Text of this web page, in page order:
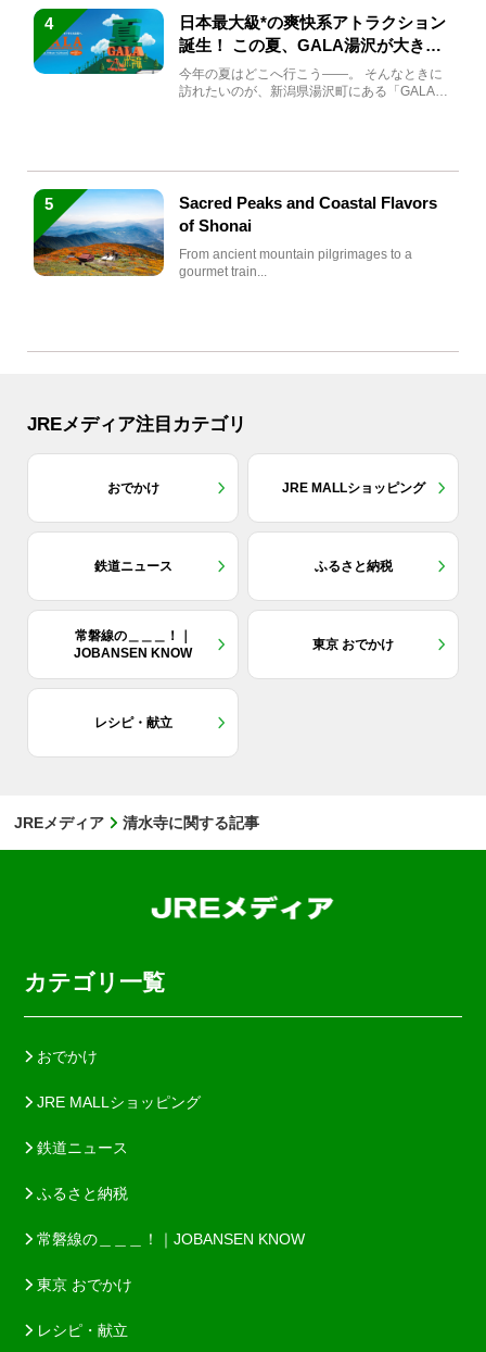
4
日本最大級*の爽快系アトラクション
誕生！ この夏、GALA湯沢が大きく
生まれ変わる
今年の夏はどこへ行こう――。 そんなときに
訪れたいのが、新潟県湯沢町にある「GALA湯
5
Sacred Peaks and Coastal Flavors
of Shonai
From ancient mountain pilgrimages to a
gourmet train...
JREメディア注目カテゴリ
おでかけ JRE MALLショッピング
鉄道ニュース ふるさと納税
常磐線の＿＿＿！｜
JOBANSEN KNOW
東京 おでかけ
レシピ・献立
JREメディア 清水寺に関する記事
カテゴリ一覧
おでかけ
JRE MALLショッピング
鉄道ニュース
ふるさと納税
常磐線の＿＿＿！｜JOBANSEN KNOW
東京 おでかけ
レシピ・献立